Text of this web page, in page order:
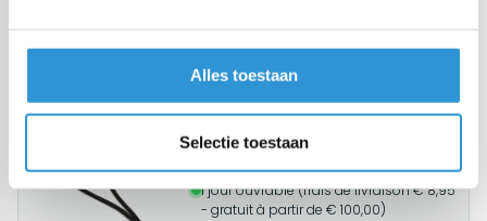
Alles toestaan
Selectie toestaan
Produits associés
Elastique diam. 6mm - avec
boule
1 jour ouvrable (frais de livraison € 8,95
- gratuit à partir de € 100,00)